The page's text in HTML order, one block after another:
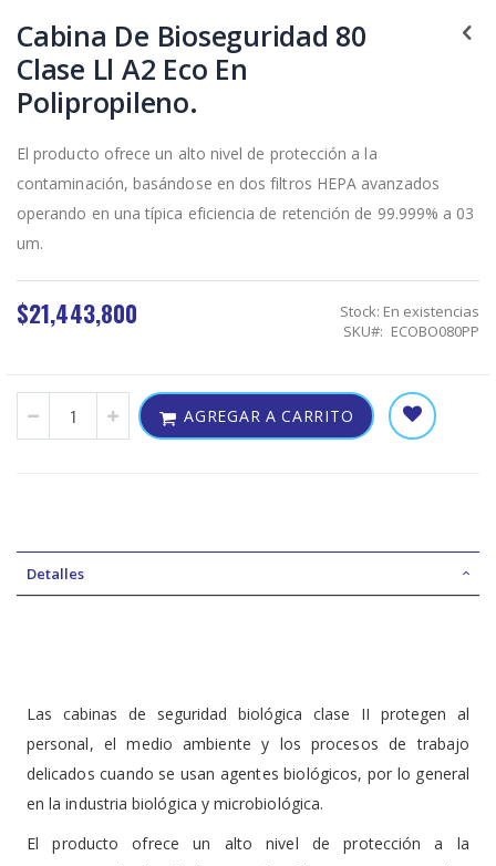
to
the
beginning
of
the
Cabina De Bioseguridad 80
Clase Ll A2 Eco En
Polipropileno.
El producto ofrece un alto nivel de protección a la
contaminación, basándose en dos filtros HEPA avanzados
operando en una típica eficiencia de retención de 99.999% a 03
um.
$21,443,800 Stock: En existencias
SKU
ECOBO080PP
AGREGAR A CARRITO
Detalles
Las cabinas de seguridad biológica clase II protegen al
personal, el medio ambiente y los procesos de trabajo
delicados cuando se usan agentes biológicos, por lo general
en la industria biológica y microbiológica.
El producto ofrece un alto nivel de protección a la